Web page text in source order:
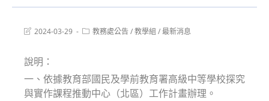
Post2024-03-29
Post教務處公告/教學組 /最新消息
說明：
一、依據教育部國民及學前教育署高級中等學校探究
與實作課程推動中心（北區）工作計畫辦理。